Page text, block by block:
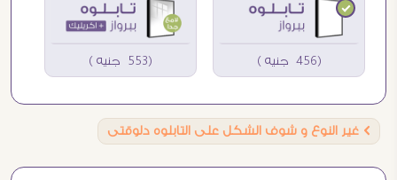
(456 جنيه ) (553 جنيه )
Ö غير النوع و شوف الشكل على التابلوه دلوقتى